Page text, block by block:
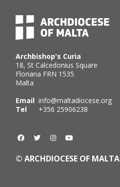
Archbishop's Curia
18, St Calcedonius Square
Floriana FRN 1535
Malta
Email info@maltadiocese.org
Tel +356 25906238
© ARCHDIOCESE OF MALTA